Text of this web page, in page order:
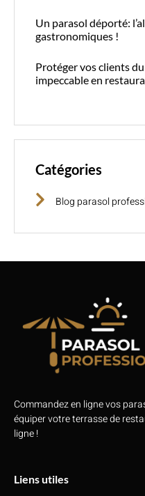
Un parasol déporté:
gastronomiques !
Protéger vos clients
impeccable en
Catégories
Blog parasol
Commandez en ligne vos
équiper votre terrasse de
ligne !
Liens utiles